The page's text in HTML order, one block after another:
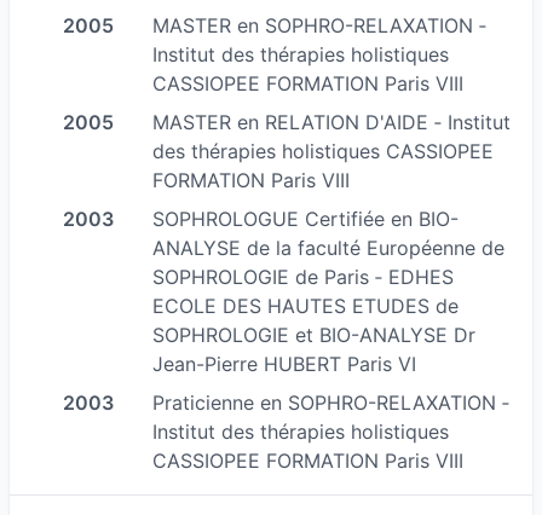
ENSEIGNANTE et SUPERVISEURE dans les
Énergétique, en Bio résonance et Médecine
Quantique / Psychologique / Physique
Son domaine de prédilection est :
L’ACCOMPAGNEMENT EN BIO RESONANCE
ENERGETIQUE ET MEDECINE QUANTIQUE
ENERGETIQUE
Elle supervise et enseigne le SHOU-ZU, méthode
et Marque qu’elle déposera en 2010
Comme la Technique holistique qui allie les
principes fondamentaux des Médecines
Traditionnelles CHINOISE et COREENNE.
Qui l’inspire dans la création d’outils
thérapeutiques de développement personnels au
2005
MASTER en SOPHRO-RELAXATION ‐
Institut des thérapies holistiques
CASSIOPEE FORMATION Paris VIII
2005
MASTER en RELATION D'AIDE ‐ Institut
des thérapies holistiques CASSIOPEE
FORMATION Paris VIII
2003
SOPHROLOGUE Certifiée en BIO-
ANALYSE de la faculté Européenne de
SOPHROLOGIE de Paris ‐ EDHES
ECOLE DES HAUTES ETUDES de
SOPHROLOGIE et BIO-ANALYSE Dr
Jean-Pierre HUBERT Paris VI
2003
Praticienne en SOPHRO-RELAXATION ‐
Institut des thérapies holistiques
CASSIOPEE FORMATION Paris VIII